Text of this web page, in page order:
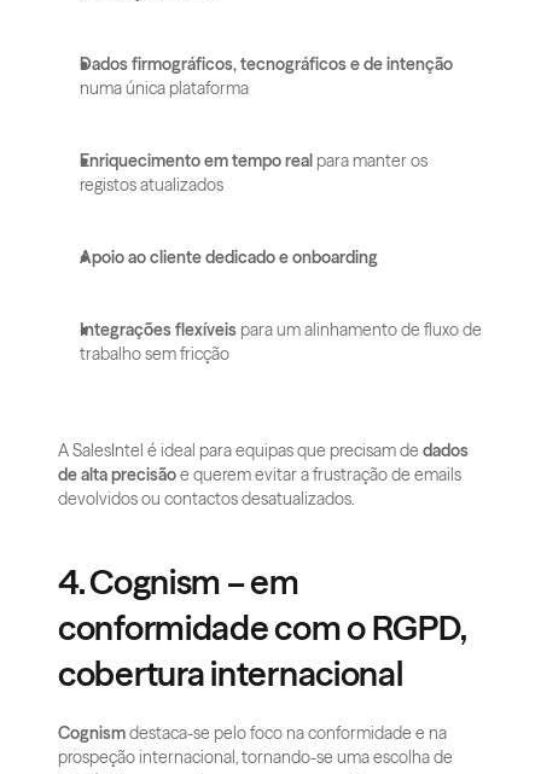
Dados firmográficos, tecnográficos e de intenção
numa única plataforma
Enriquecimento em tempo real para manter os
registos atualizados
Apoio ao cliente dedicado e onboarding
Integrações flexíveis para um alinhamento de fluxo de
trabalho sem fricção
A SalesIntel é ideal para equipas que precisam de dados
de alta precisão e querem evitar a frustração de emails
devolvidos ou contactos desatualizados.
4. Cognism – em
conformidade com o RGPD,
cobertura internacional
Cognism destaca-se pelo foco na conformidade e na
prospeção internacional, tornando-se uma escolha de